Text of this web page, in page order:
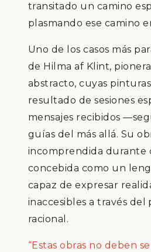
transitado un camino
plasmando ese camino
Uno de los casos más
de Hilma af Klint,
abstracto, cuyas
resultado de sesiones
mensajes recibidos
guías del más allá. Su
incomprendida durante
concebida como un
capaz de expresar
inaccesibles a través del
racional.
“Estas obras no deben